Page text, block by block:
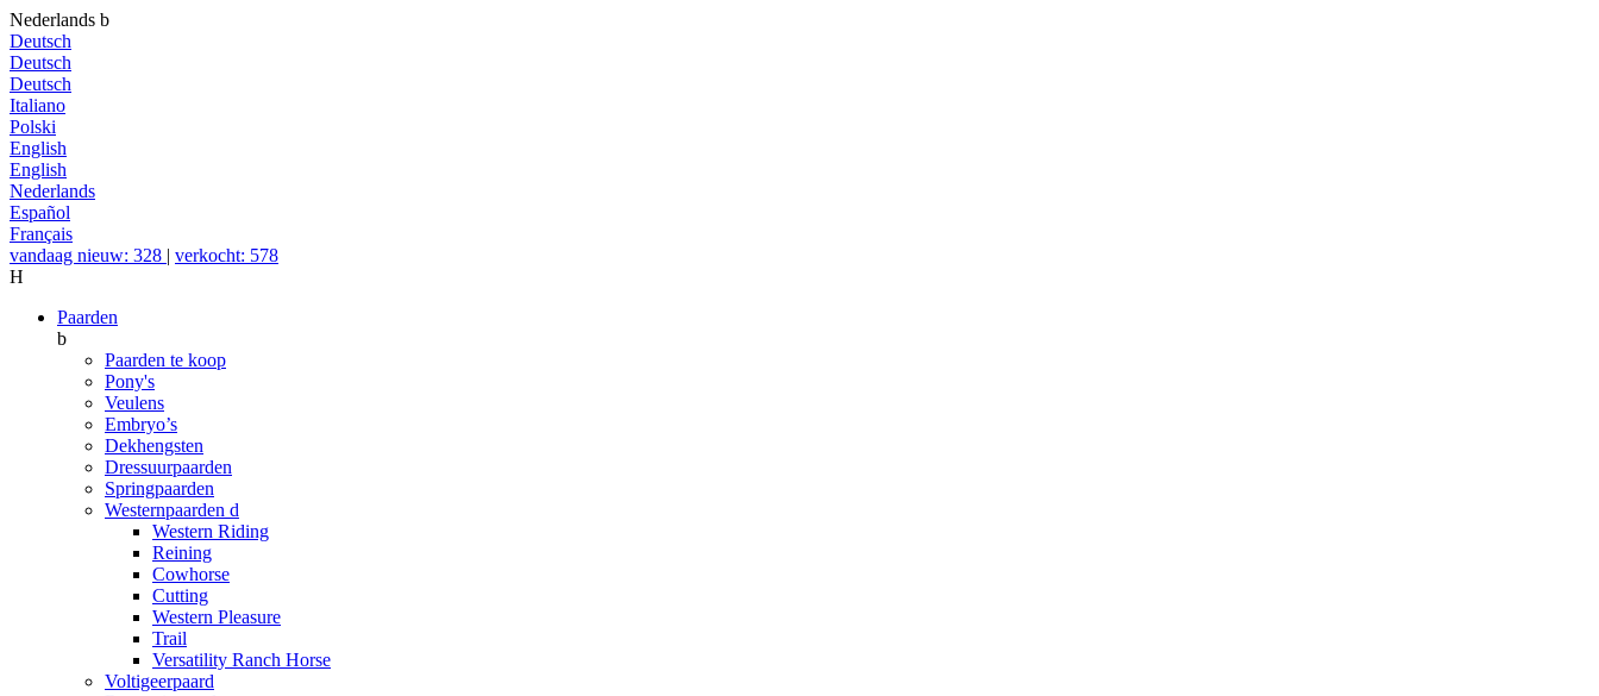
Nederlands b
Deutsch
Deutsch
Deutsch
Italiano
Polski
English
English
Nederlands
Español
Français
vandaag nieuw: 328 | verkocht: 578
H
Paarden
b
Paarden te koop
Pony's
Veulens
Embryo’s
Dekhengsten
Dressuurpaarden
Springpaarden
Westernpaarden d
Western Riding
Reining
Cowhorse
Cutting
Western Pleasure
Trail
Versatility Ranch Horse
Voltigeerpaard